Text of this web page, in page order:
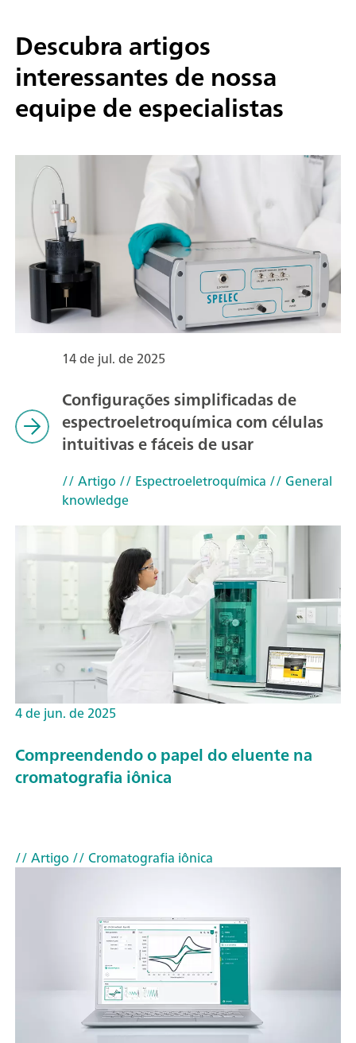
Descubra artigos
interessantes de nossa
equipe de especialistas
14 de jul. de 2025
Configurações simplificadas de
espectroeletroquímica com células
intuitivas e fáceis de usar
// Artigo // Espectroeletroquímica // General
knowledge
4 de jun. de 2025
Compreendendo o papel do eluente na
cromatografia iônica
// Artigo // Cromatografia iônica